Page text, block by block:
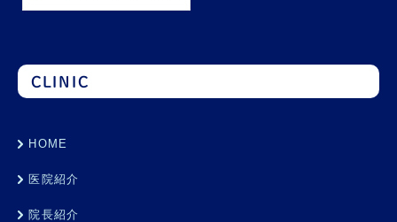
CLINIC
HOME
医院紹介
院長紹介